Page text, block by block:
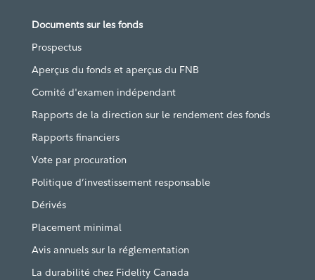
Documents sur les fonds
Prospectus
Aperçus du fonds et aperçus du FNB
Comité d'examen indépendant
Rapports de la direction sur le rendement des fonds
Rapports financiers
Vote par procuration
Politique d’investissement responsable
Dérivés
Placement minimal
Avis annuels sur la réglementation
La durabilité chez Fidelity Canada